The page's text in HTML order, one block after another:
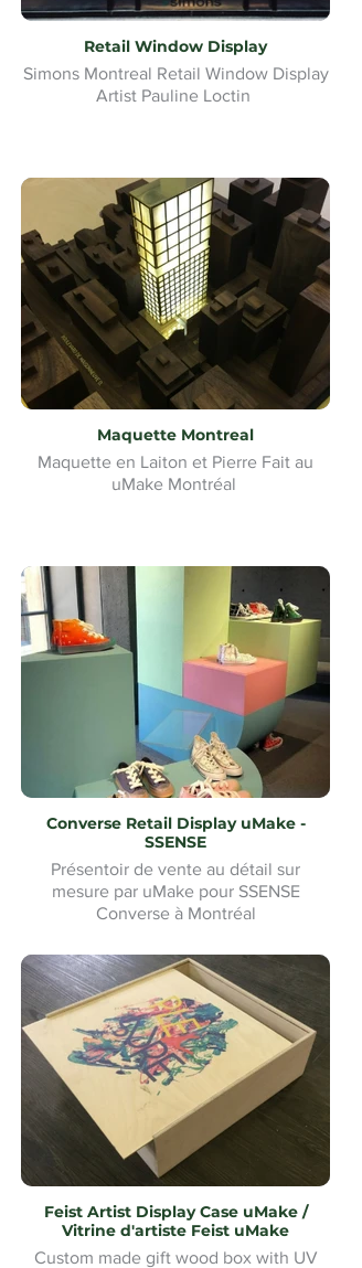
Retail Window Display
Simons Montreal Retail Window Display
Artist Pauline Loctin
Maquette Montreal
Maquette en Laiton et Pierre Fait au
uMake Montréal
Converse Retail Display uMake -
SSENSE
Présentoir de vente au détail sur
mesure par uMake pour SSENSE
Converse à Montréal
Feist Artist Display Case uMake /
Vitrine d'artiste Feist uMake
Custom made gift wood box with UV